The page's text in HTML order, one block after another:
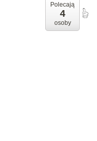
Polecają
4
osoby